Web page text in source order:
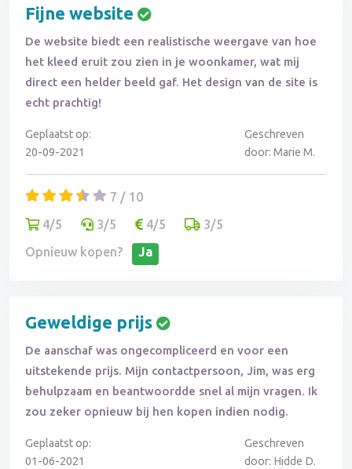
Fijne website
De website biedt een realistische weergave van hoe
het kleed eruit zou zien in je woonkamer, wat mij
direct een helder beeld gaf. Het design van de site is
echt prachtig!
Geplaatst op:
20-09-2021
Geschreven
door: Marie M.
7 / 10
4/5
3/5 4/5
3/5
Opnieuw kopen?
Ja
Geweldige prijs
De aanschaf was ongecompliceerd en voor een
uitstekende prijs. Mijn contactpersoon, Jim, was erg
behulpzaam en beantwoordde snel al mijn vragen. Ik
zou zeker opnieuw bij hen kopen indien nodig.
Geplaatst op:
01-06-2021
Geschreven
door: Hidde D.